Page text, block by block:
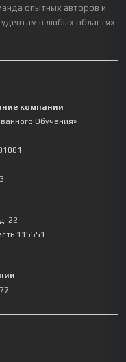
опытных авторов и
в любых областях
компании
Обучения»
22
115551